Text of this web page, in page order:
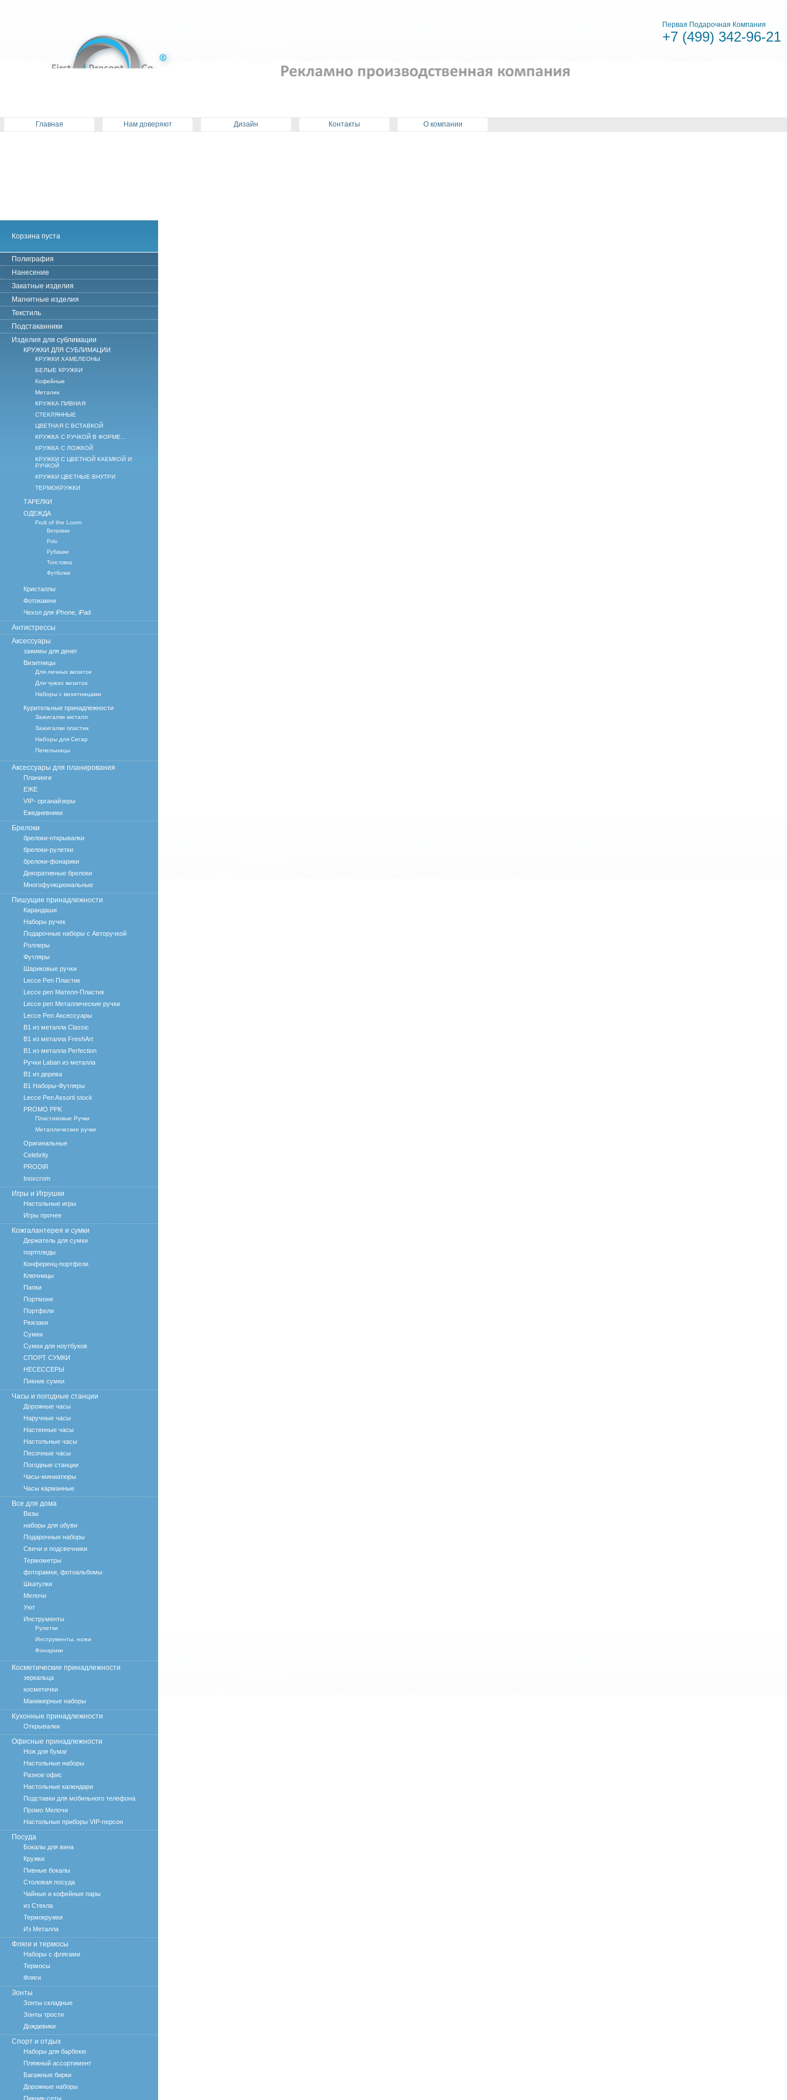
Первая Подарочная Компания
+7 (499) 342-96-21
Главная Нам доверяют Дизайн Контакты О компании
Корзина пуста
Полиграфия
Нанесение
Закатные изделия
Магнитные изделия
Текстиль
Подстаканники
Изделия для сублимации
КРУЖКИ ДЛЯ СУБЛИМАЦИИ
КРУЖКИ ХАМЕЛЕОНЫ
БЕЛЫЕ КРУЖКИ
Кофейные
Металик
КРУЖКА ПИВНАЯ
СТЕКЛЯННЫЕ
ЦВЕТНАЯ С ВСТАВКОЙ
КРУЖКА С РУЧКОЙ В ФОРМЕ...
КРУЖКА С ЛОЖКОЙ
КРУЖКИ С ЦВЕТНОЙ КАЕМКОЙ И
РУЧКОЙ
КРУЖКИ ЦВЕТНЫЕ ВНУТРИ
ТЕРМОКРУЖКИ
ТАРЕЛКИ
ОДЕЖДА
Fruit of the Loom
Ветровки
Polo
Рубашки
Толстовка
Футболки
Кристаллы
Фотокамни
Чехол для iPhone, iPad
Антистрессы
Аксессуары
зажимы для денег
Визитницы
Для личных визиток
Для чужих визиток
Наборы с визитницами
Курительные принадлежности
Зажигалки металл
Зажигалки пластик
Наборы для Сигар
Пепельницы
Аксессуары для планирования
Планинги
ЕЖЕ
VIP- органайзеры
Ежедневники
Брелоки
брелоки-открывалки
брелоки-рулетки
брелоки-фонарики
Декоративные брелоки
Многофункциональные
Пишущие принадлежности
Карандаши
Наборы ручек
Подарочные наборы с Авторучкой
Роллеры
Футляры
Шариковые ручки
Lecce Pen Пластик
Lecce pen Мателл-Пластик
Lecce pen Металлические ручки
Lecce Pen Аксессуары
B1 из металла Classic
B1 из металла FreshArt
B1 из металла Perfection
Ручки Laban из металла
B1 из дерева
B1 Наборы-Футляры
Lecce Pen Assorti stock
PROMO PPK
Пластиковые Ручки
Металлические ручки
Оригинальные
Celebrity
PRODIR
Inoxcrom
Игры и Игрушки
Настольные игры
Игры прочее
Кожгалантерея и сумки
Держатель для сумки
портпледы
Конференц-портфели
Ключницы
Папки
Портмоне
Портфели
Рюкзаки
Сумки
Сумки для ноутбуков
СПОРТ СУМКИ
НЕСЕССЕРЫ
Пикник сумки
Часы и погодные станции
Дорожные часы
Наручные часы
Настенные часы
Настольные часы
Песочные часы
Погодные станции
Часы-миниатюры
Часы карманные
Все для дома
Вазы
наборы для обуви
Подарочные наборы
Свечи и подсвечники
Термометры
фоторамки, фотоальбомы
Шкатулки
Мелочи
Уют
Инструменты
Рулетки
Инструменты, ножи
Фонарики
Косметические принадлежности
зеркальца
косметички
Маникюрные наборы
Кухонные принадлежности
Открывалки
Офисные принадлежности
Нож для бумаг
Настольные наборы
Разное офис
Настольные календари
Подставки для мобильного телефона
Промо Мелочи
Настольные приборы VIP-персон
Посуда
Бокалы для вина
Кружки
Пивные бокалы
Столовая посуда
Чайные и кофейные пары
из Стекла
Термокружки
Из Металла
Фляги и термосы
Наборы с флягами
Термосы
Фляги
Зонты
Зонты складные
Зонты трости
Дождевики
Спорт и отдых
Наборы для барбекю
Пляжный ассортимент
Багажные бирки
Дорожные наборы
Пикник-сеты